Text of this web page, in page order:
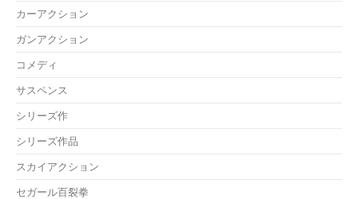
カーアクション
ガンアクション
コメディ
サスペンス
シリーズ作
シリーズ作品
スカイアクション
セガール百裂拳